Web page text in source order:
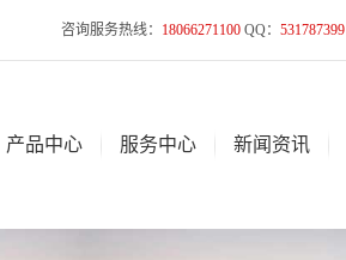
咨询服务热线： 18066271100 QQ： 531787399
产品中心 服务中心 新闻资讯